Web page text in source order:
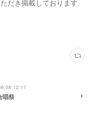
だき掲載しております
12:11
唱祭